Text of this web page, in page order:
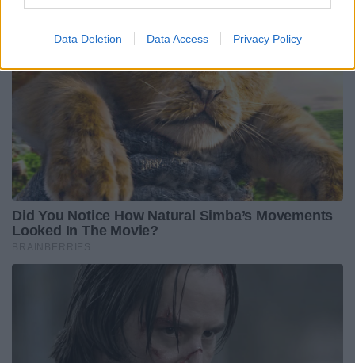
Data Deletion Data Access Privacy Policy